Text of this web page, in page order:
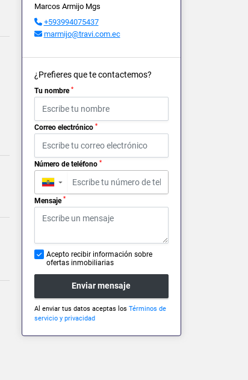
Marcos Armijo Mgs
+593994075437
marmijo@travi.com.ec
¿Prefieres que te contactemos?
Tu nombre *
Correo electrónico *
Número de teléfono *
▼
Mensaje *
Acepto recibir información sobre
ofertas inmobiliarias
Enviar mensaje
Al enviar tus datos aceptas los Términos de
servicio y privacidad